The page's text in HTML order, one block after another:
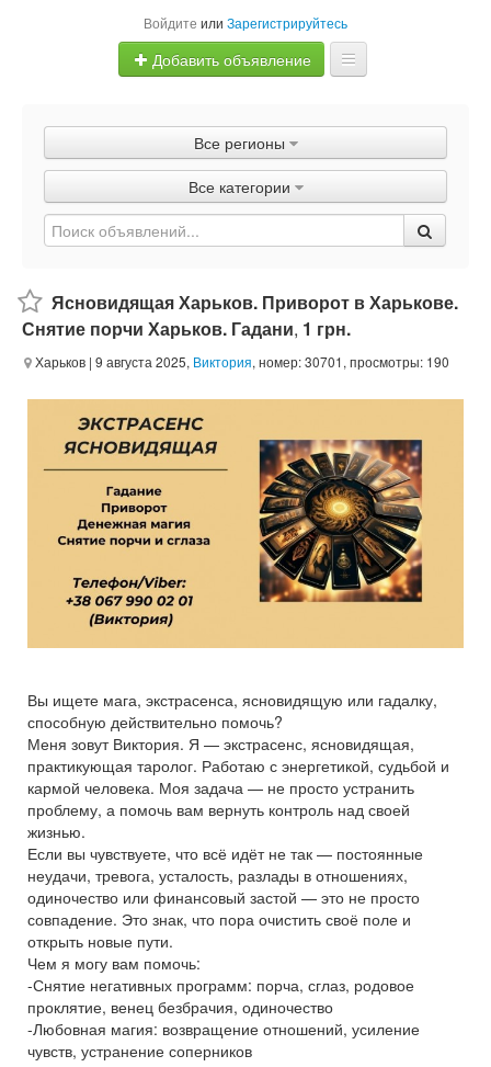
Войдите или Зарегистрируйтесь
Добавить объявление
Объявления
Быстрая продажа
Все регионы
Все категории
Ясновидящая Харьков. Приворот в Харькове.
Снятие порчи Харьков. Гадани, 1 грн.
Харьков | 9 августа 2025, Виктория, номер: 30701, просмотры: 190
Вы ищете мага, экстрасенса, ясновидящую или гадалку,
способную действительно помочь?
Меня зовут Виктория. Я — экстрасенс, ясновидящая,
практикующая таролог. Работаю с энергетикой, судьбой и
кармой человека. Моя задача — не просто устранить
проблему, а помочь вам вернуть контроль над своей
жизнью.
Если вы чувствуете, что всё идёт не так — постоянные
неудачи, тревога, усталость, разлады в отношениях,
одиночество или финансовый застой — это не просто
совпадение. Это знак, что пора очистить своё поле и
открыть новые пути.
Чем я могу вам помочь:
-Снятие негативных программ: порча, сглаз, родовое
проклятие, венец безбрачия, одиночество
-Любовная магия: возвращение отношений, усиление
чувств, устранение соперников